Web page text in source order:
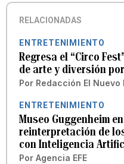
RELACIONADAS
ENTRETENIMIENTO
Regresa el “Circo
de arte y diversión
Por Redacción El Nuevo
ENTRETENIMIENTO
Museo Guggenheim
reinterpretación de
con Inteligencia
Por Agencia EFE